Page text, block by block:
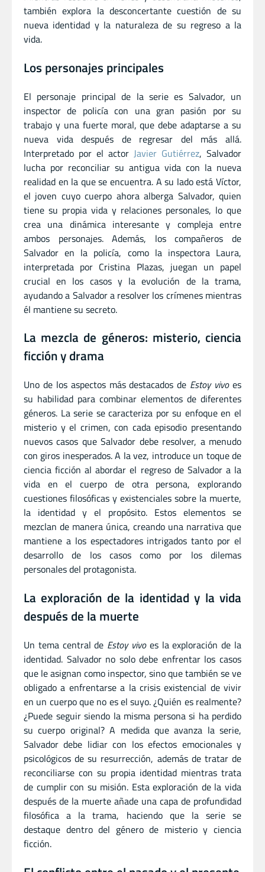
también explora la desconcertante cuestión de su
nueva identidad y la naturaleza de su regreso a la
vida.
Los personajes principales
El personaje principal de la serie es Salvador, un
inspector de policía con una gran pasión por su
trabajo y una fuerte moral, que debe adaptarse a su
nueva vida después de regresar del más allá.
Interpretado por el actor Javier Gutiérrez, Salvador
lucha por reconciliar su antigua vida con la nueva
realidad en la que se encuentra. A su lado está Víctor,
el joven cuyo cuerpo ahora alberga Salvador, quien
tiene su propia vida y relaciones personales, lo que
crea una dinámica interesante y compleja entre
ambos personajes. Además, los compañeros de
Salvador en la policía, como la inspectora Laura,
interpretada por Cristina Plazas, juegan un papel
crucial en los casos y la evolución de la trama,
ayudando a Salvador a resolver los crímenes mientras
él mantiene su secreto.
La mezcla de géneros: misterio, ciencia
ficción y drama
Uno de los aspectos más destacados de Estoy vivoes
su habilidad para combinar elementos de diferentes
géneros. La serie se caracteriza por su enfoque en el
misterio y el crimen, con cada episodio presentando
nuevos casos que Salvador debe resolver, a menudo
con giros inesperados. A la vez, introduce un toque de
ciencia ficción al abordar el regreso de Salvador a la
vida en el cuerpo de otra persona, explorando
cuestiones filosóficas y existenciales sobre la muerte,
la identidad y el propósito. Estos elementos se
mezclan de manera única, creando una narrativa que
mantiene a los espectadores intrigados tanto por el
desarrollo de los casos como por los dilemas
personales del protagonista.
La exploración de la identidad y la vida
después de la muerte
Un tema central de Estoy vivoes la exploración de la
identidad. Salvador no solo debe enfrentar los casos
que le asignan como inspector, sino que también se ve
obligado a enfrentarse a la crisis existencial de vivir
en un cuerpo que no es el suyo. ¿Quién es realmente?
¿Puede seguir siendo la misma persona si ha perdido
su cuerpo original? A medida que avanza la serie,
Salvador debe lidiar con los efectos emocionales y
psicológicos de su resurrección, además de tratar de
reconciliarse con su propia identidad mientras trata
de cumplir con su misión. Esta exploración de la vida
después de la muerte añade una capa de profundidad
filosófica a la trama, haciendo que la serie se
destaque dentro del género de misterio y ciencia
ficción.